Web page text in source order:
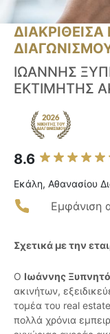
ΔΙΑΓΩΝΙΣΜΟΥ
ΙΩΑΝΝΗΣ
ΕΚΤΙΜΗΤΗΣ
8.6
Εκάλη, Αθανασίου
Εμφάνιση
Σχετικά με την
Ο Ιωάννης
ακινήτων,
τομέα του real
πολλά χρόνια